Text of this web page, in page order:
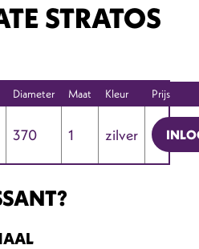
STRATOS
Diameter Maat Kleur Prijs
370 1 zilver